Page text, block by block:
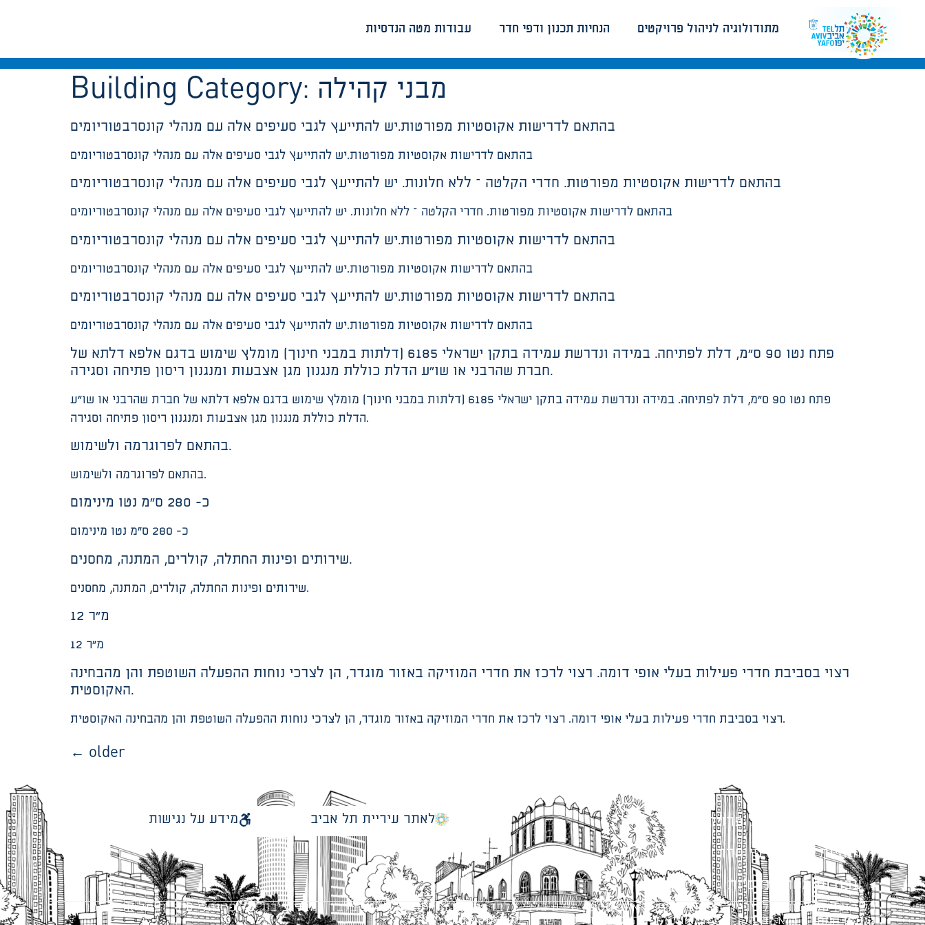
עבודות מטה הנדסיות הנחיות תכנון ודפי חדר מתודולוגיה לניהול פרויקטים
Building Category: מבני קהילה
בהתאם לדרישות אקוסטיות מפורטות.יש להתייעץ לגבי סעיפים אלה עם מנהלי קונסרבטוריומים
בהתאם לדרישות אקוסטיות מפורטות.יש להתייעץ לגבי סעיפים אלה עם מנהלי קונסרבטוריומים
בהתאם לדרישות אקוסטיות מפורטות. חדרי הקלטה – ללא חלונות. יש להתייעץ לגבי סעיפים אלה עם מנהלי קונסרבטוריומים
בהתאם לדרישות אקוסטיות מפורטות. חדרי הקלטה – ללא חלונות. יש להתייעץ לגבי סעיפים אלה עם מנהלי קונסרבטוריומים
בהתאם לדרישות אקוסטיות מפורטות.יש להתייעץ לגבי סעיפים אלה עם מנהלי קונסרבטוריומים
בהתאם לדרישות אקוסטיות מפורטות.יש להתייעץ לגבי סעיפים אלה עם מנהלי קונסרבטוריומים
בהתאם לדרישות אקוסטיות מפורטות.יש להתייעץ לגבי סעיפים אלה עם מנהלי קונסרבטוריומים
בהתאם לדרישות אקוסטיות מפורטות.יש להתייעץ לגבי סעיפים אלה עם מנהלי קונסרבטוריומים
פתח נטו 90 ס”מ, דלת לפתיחה. במידה ונדרשת עמידה בתקן ישראלי 6185 (דלתות במבני חינוך) מומלץ שימוש בדגם אלפא דלתא של
חברת שהרבני או שו”ע הדלת כוללת מנגנון מגן אצבעות ומנגנון ריסון פתיחה וסגירה.
פתח נטו 90 ס”מ, דלת לפתיחה. במידה ונדרשת עמידה בתקן ישראלי 6185 (דלתות במבני חינוך) מומלץ שימוש בדגם אלפא דלתא של חברת שהרבני או שו”ע
הדלת כוללת מנגנון מגן אצבעות ומנגנון ריסון פתיחה וסגירה.
בהתאם לפרוגרמה ולשימוש.
בהתאם לפרוגרמה ולשימוש.
כ- 280 ס”מ נטו מינימום
כ- 280 ס”מ נטו מינימום
שירותים ופינות החתלה, קולרים, המתנה, מחסנים.
שירותים ופינות החתלה, קולרים, המתנה, מחסנים.
12 מ”ר
12 מ”ר
רצוי בסביבת חדרי פעילות בעלי אופי דומה. רצוי לרכז את חדרי המוזיקה באזור מוגדר, הן לצרכי נוחות ההפעלה השוטפת והן מהבחינה
האקוסטית.
רצוי בסביבת חדרי פעילות בעלי אופי דומה. רצוי לרכז את חדרי המוזיקה באזור מוגדר, הן לצרכי נוחות ההפעלה השוטפת והן מהבחינה האקוסטית.
← older
עבודות מטה הנדסיות
הנחיות תכנון ודפי חדר
מתודולוגיה לניהול פרויקטים לאתר עיריית תל אביב מידע על נגישות
כל הזכויות שמורות לעיריית תל-אביב-יפו. האתר מספק מידע כללי בלבד ומאגד הנחיות תכנוניות בלבד למבני ציבור על פי נהלי עיריית תל אביב-יפו.
הנוסח המחייב הוא זה הקבוע בהוראות הדין הרלוונטיות כפי שתהיינה בתוקף מעת לעת.